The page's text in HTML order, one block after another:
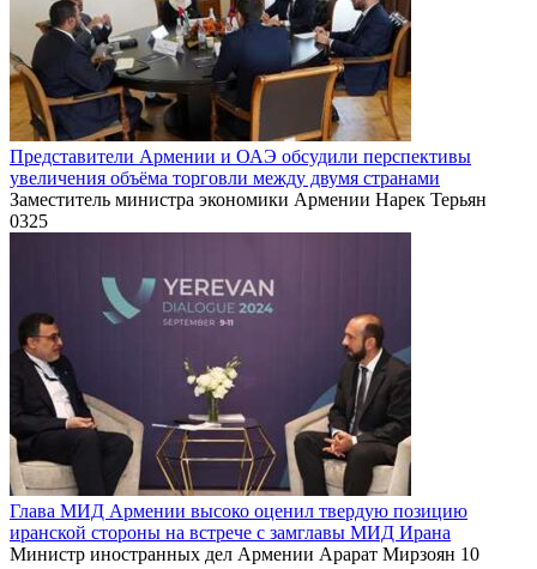
Представители Армении и ОАЭ обсудили перспективы
увеличения объёма торговли между двумя странами
Заместитель министра экономики Армении Нарек Терьян
0325
Глава МИД Армении высоко оценил твердую позицию
иранской стороны на встрече с замглавы МИД Ирана
Министр иностранных дел Армении Арарат Мирзоян 10